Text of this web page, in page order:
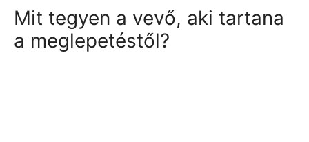
Mit tegyen a vevő, aki tartana
a meglepetéstől?